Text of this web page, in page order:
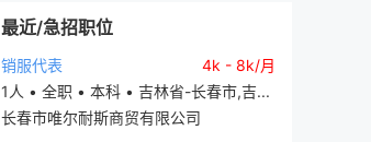
最近/急招职位
销服代表
4k - 8k/月
1人 • 全职 • 本科 • 吉林省-长春市,吉...
长春市唯尔耐斯商贸有限公司